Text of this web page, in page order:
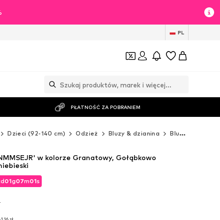
PL
PŁATNOŚĆ ZA POBRANIEM
Dzieci (92-140 cm) Odzież Bluzy & dzianina Bluzy
d01g06m59s
d01g06m59s
w kolorze Granatowy, Gołąbkowo